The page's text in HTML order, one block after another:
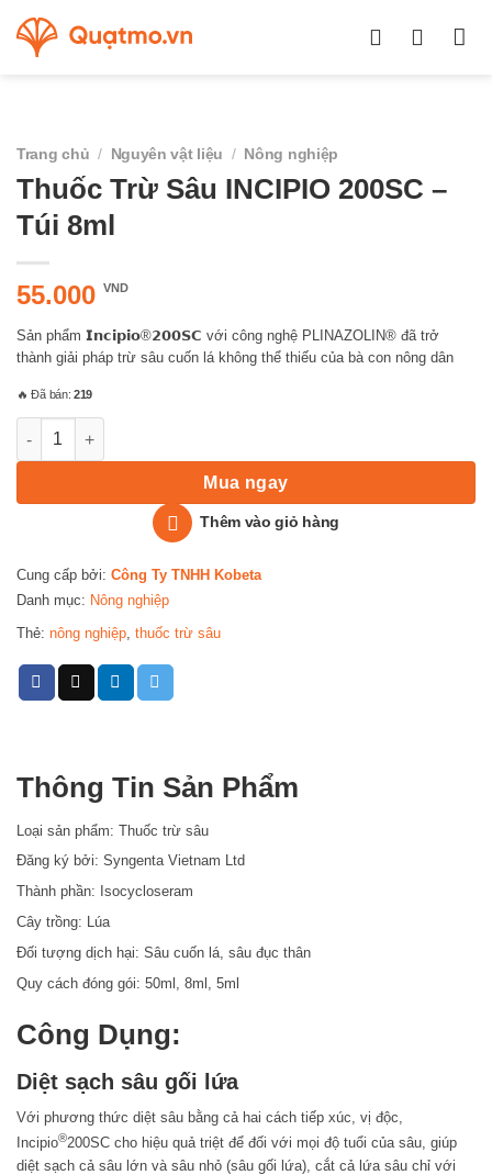
đến
Trang chủ / Nguyên vật liệu / Nông nghiệp
Thuốc Trừ Sâu INCIPIO 200SC –
Túi 8ml
55.000 VND
Sản phẩm 𝗜𝗻𝗰𝗶𝗽𝗶𝗼®𝟮𝟬𝟬𝗦𝗖 với công nghệ PLINAZOLIN® đã trở
thành giải pháp trừ sâu cuốn lá không thể thiếu của bà con nông dân
🔥 Đã bán: 219
Thuốc Trừ Sâu INCIPIO 200SC - Túi 8ml số lượng
Mua ngay
Thêm vào giỏ hàng
Cung cấp bởi: Công Ty TNHH Kobeta
Danh mục: Nông nghiệp
Thẻ: nông nghiệp thuốc trừ sâu
Thông Tin Sản Phẩm
Loại sản phẩm: Thuốc trừ sâu
Đăng ký bởi: Syngenta Vietnam Ltd
Thành phần: Isocycloseram
Cây trồng: Lúa
Đối tượng dịch hại: Sâu cuốn lá, sâu đục thân
Quy cách đóng gói: 50ml, 8ml, 5ml
Công Dụng:
Diệt sạch sâu gối lứa
Với phương thức diệt sâu bằng cả hai cách tiếp xúc, vị độc,
Incipio®️200SC cho hiệu quả triệt để đối với mọi độ tuổi của sâu, giúp
diệt sạch cả sâu lớn và sâu nhỏ (sâu gối lứa), cắt cả lứa sâu chỉ với